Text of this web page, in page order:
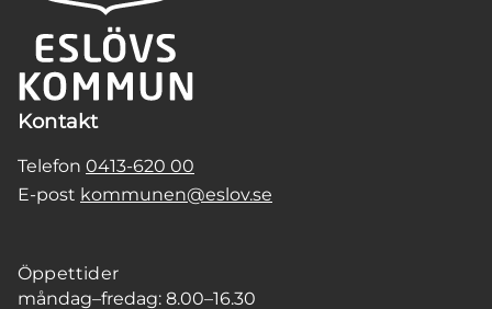
Kontakt
Telefon 0413-620 00
E-post kommunen@eslov.se
Öppettider
måndag–fredag: 8.00–16.30